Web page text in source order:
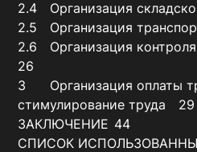
2.4	Организация складского хозяйства	23
2.5	Организация транспортного хозяйства	24
2.6	Организация контроля качества продукции
26
3	Организация оплаты труда и материального
стимулирование труда	29
ЗАКЛЮЧЕНИЕ	44